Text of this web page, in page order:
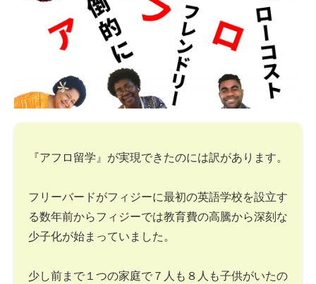
『アフロ留学』が実現できたのには訳があります。
フリーバードがフィジーに最初の英語学校を設立す
る数年前からフィジーでは教育費の高騰から深刻な
少子化が始まっていました。
少し前まで１つの家庭で７人も８人も子供がいたの